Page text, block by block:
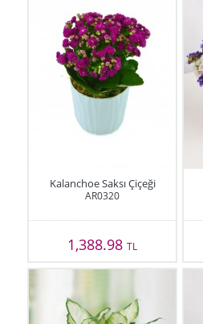
Kalanchoe Saksı Çiçeği
AR0320
1,388.98TL